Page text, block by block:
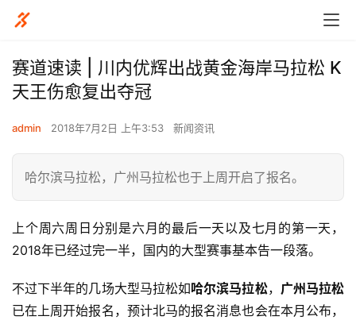
赛道速读 | 川内优辉出战黄金海岸马拉松 K
天王伤愈复出夺冠
admin 2018年7月2日 上午3:53 新闻资讯
哈尔滨马拉松，广州马拉松也于上周开启了报名。
上个周六周日分别是六月的最后一天以及七月的第一天，
2018年已经过完一半，国内的大型赛事基本告一段落。
不过下半年的几场大型马拉松如哈尔滨马拉松， 广州马拉松
已在上周开始报名，预计北马的报名消息也会在本月公布，